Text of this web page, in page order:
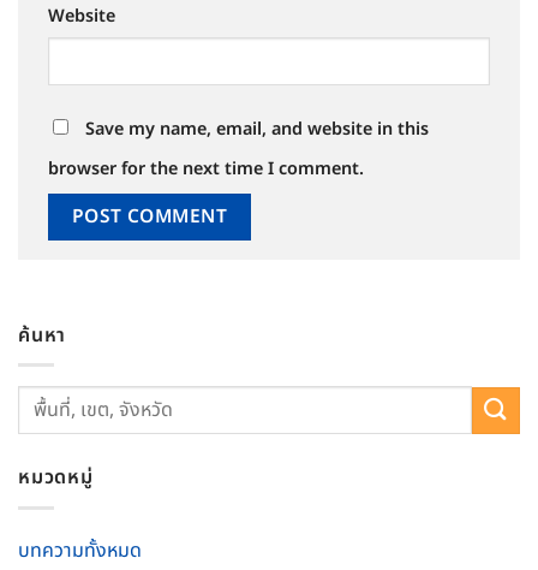
Website
Save my name, email, and website in this
browser for the next time I comment.
ค้นหา
หมวดหมู่
บทความทั้งหมด